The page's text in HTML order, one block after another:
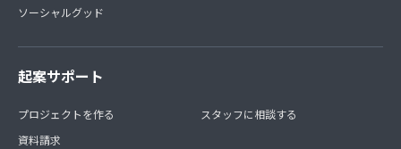
ソーシャルグッド
起案サポート
プロジェクトを作る
資料請求
スタッフに相談する